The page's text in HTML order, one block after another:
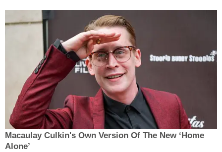
Macaulay Culkin's Own Version Of The New ‘Home
Alone’